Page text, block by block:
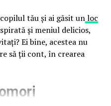
malițioase și mesaje care
sau acces gratuit la
un avertisment privind
oficială prin
domeniului, precum
tău și ai găsit unloc
și meniul delicios,
Ei bine, acestea nu
să ții cont, în crearea